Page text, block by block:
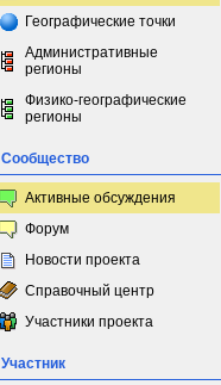
Географические точки
Административные
регионы
Физико-географические
регионы
Сообщество
Активные обсуждения
Форум
Новости проекта
Справочный центр
Участники проекта
Участник